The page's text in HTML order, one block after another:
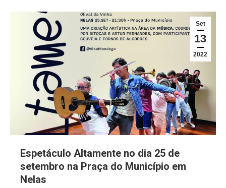
Set
13
2022
Espetáculo Altamente no dia 25 de
setembro na Praça do Município em
Nelas